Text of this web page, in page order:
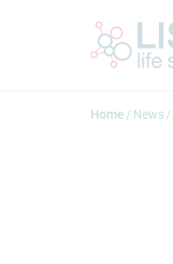
Home News